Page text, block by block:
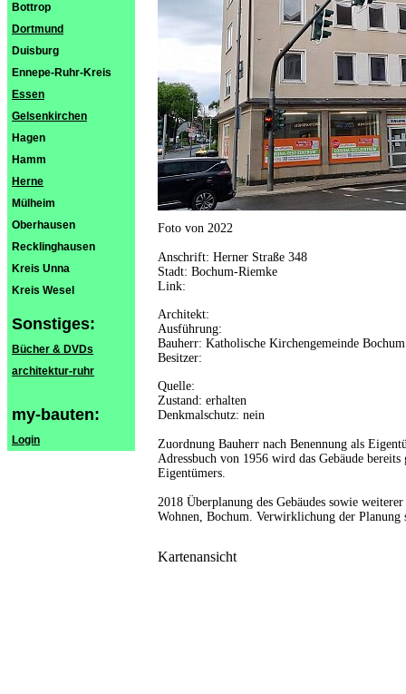
Bottrop
Dortmund
Duisburg
Ennepe-Ruhr-Kreis
Essen
Gelsenkirchen
Hagen
Hamm
Herne
Mülheim
Oberhausen
Recklinghausen
Kreis Unna
Kreis Wesel
Sonstiges:
Bücher & DVDs
architektur-ruhr
my-bauten:
Login
Foto von 2022
Anschrift: Herner Straße 348
Stadt: Bochum-Riemke
Link:
Architekt:
Ausführung:
Bauherr: Katholische Kirchengemeinde Bochum
Besitzer:
Quelle:
Zustand: erhalten
Denkmalschutz: nein
Zuordnung Bauherr nach Benennung als
Adressbuch von 1956 wird das Gebäude
Eigentümers.
2018 Überplanung des Gebäudes sowie
Wohnen, Bochum. Verwirklichung der Planung
Kartenansicht